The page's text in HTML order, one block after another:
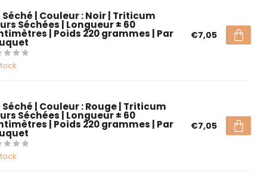
Séché | Couleur : Noir | Triticum
Séchées | Longueur ± 60
| Poids 220 grammes | Par €7,05
Séché | Couleur : Rouge | Triticum
Séchées | Longueur ± 60
| Poids 220 grammes | Par €7,05